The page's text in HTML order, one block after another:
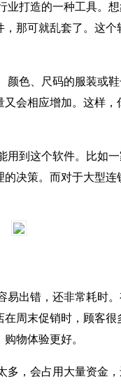
打造的一种工具。
那可就乱套了。这
颜色、尺码的服装或
会相应增加。这样
用到这个软件。比如
决策。而对于大型
易出错，还非常耗时
周末促销时，顾客
物体验更好。
多，会占用大量资金